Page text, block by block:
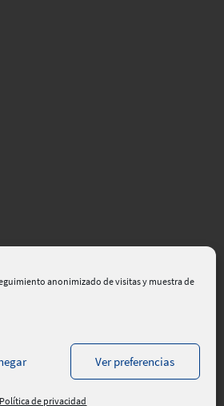
anonimizado de visitas y muestra de
Ver preferencias
Política de privacidad